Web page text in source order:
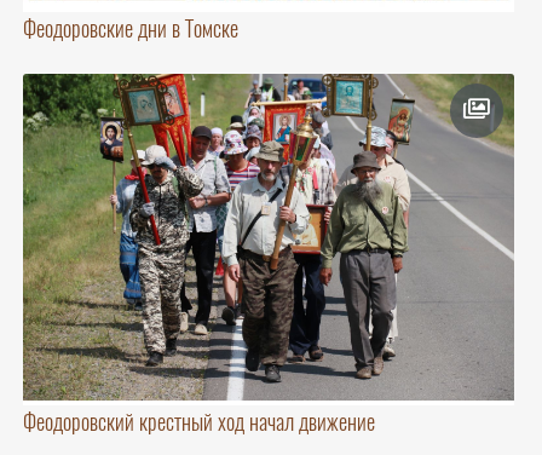
Феодоровские дни в Томске
Феодоровский крестный ход начал движение